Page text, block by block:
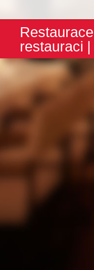
restauraci